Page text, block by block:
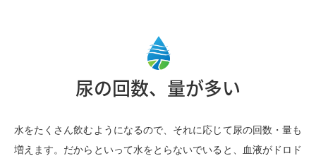
尿の回数、量が多い
水をたくさん飲むようになるので、それに応じて尿の回数・量も
増えます。だからといって水をとらないでいると、血液がドロド